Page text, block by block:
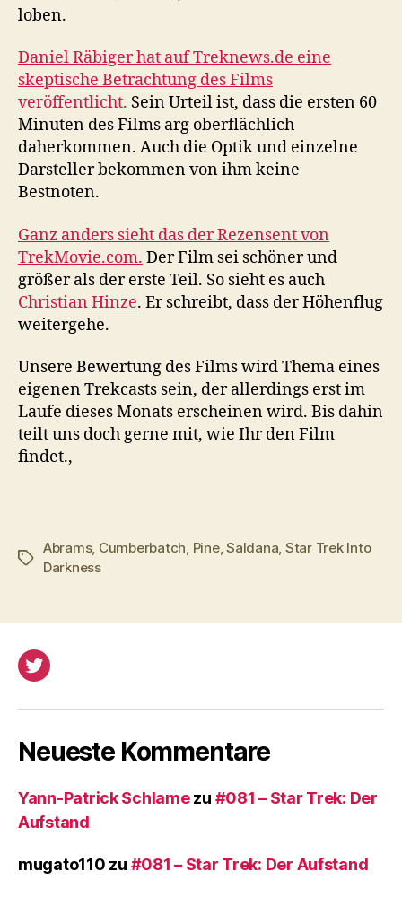
loben.
Daniel Räbiger hat auf Treknews.de eine
skeptische Betrachtung des Films
veröffentlicht. Sein Urteil ist, dass die ersten 60
Minuten des Films arg oberflächlich
daherkommen. Auch die Optik und einzelne
Darsteller bekommen von ihm keine
Bestnoten.
Ganz anders sieht das der Rezensent von
TrekMovie.com. Der Film sei schöner und
größer als der erste Teil. So sieht es auch
Christian Hinze. Er schreibt, dass der Höhenflug
weitergehe.
Unsere Bewertung des Films wird Thema eines
eigenen Trekcasts sein, der allerdings erst im
Laufe dieses Monats erscheinen wird. Bis dahin
teilt uns doch gerne mit, wie Ihr den Film
findet.,
Schlagwörter
Abrams, Cumberbatch Pine,Saldana Star Trek Into
Darkness
Twitter
Neueste Kommentare
Yann-Patrick Schlamezu #081 – Star Trek: Der
Aufstand
mugato110 zu #081 – Star Trek: Der Aufstand